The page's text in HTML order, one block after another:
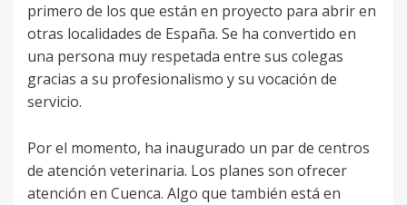
primero de los que están en proyecto para abrir en
otras localidades de España. Se ha convertido en
una persona muy respetada entre sus colegas
gracias a su profesionalismo y su vocación de
servicio.
Por el momento, ha inaugurado un par de centros
de atención veterinaria. Los planes son ofrecer
atención en Cuenca. Algo que también está en